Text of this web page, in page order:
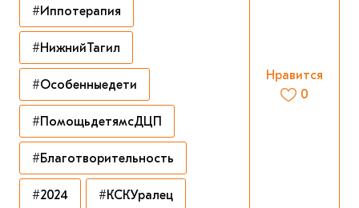
#Иппотерапия
#НижнийТагил
#Особенныедети
#ПомощьдетямсДЦП
#Благотворительность
#2024 #КСКУралец
Нравится
0